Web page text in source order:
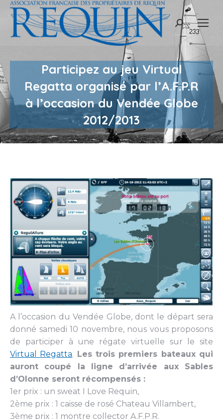
Recherche
Participez au jeu Virtual
Regatta organisé par l’A.F.P.R
à l’occasion du Vendée Globe
2012/2013
A l’occasion du Vendée Globe, dont le départ sera
donné samedi 10 novembre, nous vous proposons
de participer à une régate virtuelle sur le site
Virtual Regatta. Les trois premiers bateaux qui
auront coupé la ligne d’arrivée aux Sables
d’Olonne seront récompensés :
1er prix : un sweat I Love Requin,
2ème prix : 1 caisse de rosé Chateau Villambert,
3ème prix : 1 montre collector A.F.P.R.